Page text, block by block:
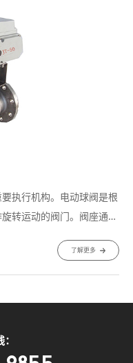
执行机构。电动球阀是根
转运动的阀门。阀座通口
业自动化过程控制的一种
了解更多